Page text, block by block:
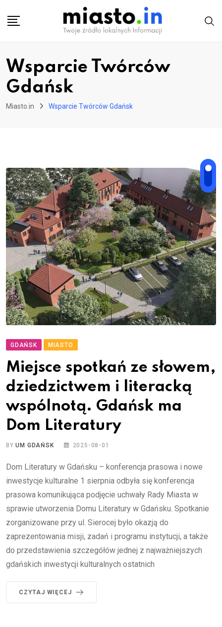
Wsparcie Twórców
Gdańsk
Miasto.in Wsparcie Twórców Gdańsk
GDAŃSK MIASTO
Miejsce spotkań ze słowem,
dziedzictwem i literacką
wspólnotą. Gdańsk ma
Dom Literatury
BYUM GDAŃSK 2025-08-01
Dom Literatury w Gdańsku – konferencja prasowa i nowe
inwestycje kulturalne 1 sierpnia odbyła się konferencja
prasowa komunikująca podjęcie uchwały Rady Miasta w
sprawie utworzenia Domu Literatury w Gdańsku. Spotkanie
zorganizowane przy ul. Sierocej było okazją do
zaprezentowania misji, zadań i programu instytucji, a także
do przedstawienia szczegółów jednej z najważniejszych
gdańskich inwestycji kulturalnych ostatnich
CZYTAJ WIĘCEJ